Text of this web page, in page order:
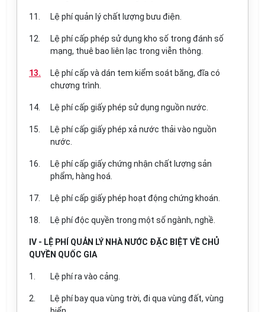
11. Lệ phí quản lý chất lượng bưu điện.
12.
Lệ phí cấp phép sử dụng kho số trong đánh số
mạng, thuê bao liên lạc trong viễn thông.
13.
Lệ phí cấp và dán tem kiểm soát băng, đĩa có
chương trình.
14. Lệ phí cấp giấy phép sử dụng nguồn nước.
15.
Lệ phí cấp giấy phép xả nước thải vào nguồn
nước.
16.
Lệ phí cấp giấy chứng nhận chất lượng sản
phẩm, hàng hoá.
17. Lệ phí cấp giấy phép hoạt động chứng khoán.
18. Lệ phí độc quyền trong một số ngành, nghề.
IV - LỆ PHÍ QUẢN LÝ NHÀ NƯỚC ĐẶC BIỆT VỀ CHỦ
QUYỀN QUỐC GIA
1. Lệ phí ra vào cảng.
2.
Lệ phí bay qua vùng trời, đi qua vùng đất, vùng